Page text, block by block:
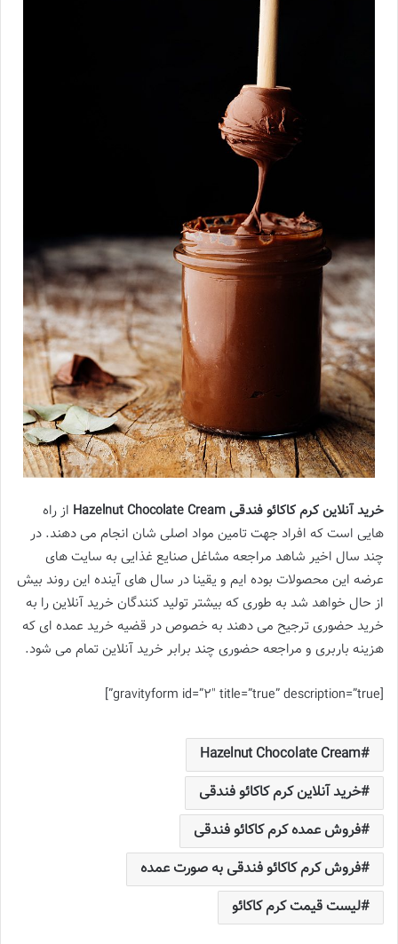
خرید آنلاین کرم کاکائو فندقی Hazelnut Chocolate Cream
از راه
هایی است که افراد جهت تامین مواد اصلی شان انجام می دهند. در
چند سال اخیر شاهد مراجعه مشاغل صنایع غذایی به سایت های
عرضه این محصولات بوده ایم و یقینا در سال های آینده این روند بیش
از حال خواهد شد به طوری که بیشتر تولید کنندگان خرید آنلاین را به
خرید حضوری ترجیح می دهند به خصوص در قضیه خرید عمده ای که
هزینه باربری و مراجعه حضوری چند برابر خرید آنلاین تمام می شود.
[gravityform id=”2″ title=”true” description=”true”]
Hazelnut Chocolate Cream
خرید آنلاین کرم کاکائو فندقی
فروش عمده کرم کاکائو فندقی
فروش کرم کاکائو فندقی به صورت عمده
لیست قیمت کرم کاکائو